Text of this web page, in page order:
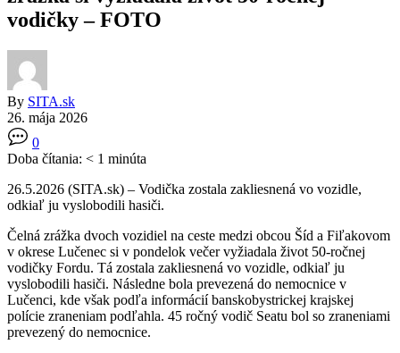
vodičky – FOTO
By SITA.sk
26. mája 2026
0
Doba čítania: < 1 minúta
26.5.2026 (SITA.sk) – Vodička zostala zakliesnená vo vozidle,
odkiaľ ju vyslobodili hasiči.
Čelná zrážka dvoch vozidiel na ceste medzi obcou Šíd a Fiľakovom
v okrese Lučenec si v pondelok večer vyžiadala život 50-ročnej
vodičky Fordu. Tá zostala zakliesnená vo vozidle, odkiaľ ju
vyslobodili hasiči. Následne bola prevezená do nemocnice v
Lučenci, kde však podľa informácií banskobystrickej krajskej
polície zraneniam podľahla. 45 ročný vodič Seatu bol so zraneniami
prevezený do nemocnice.